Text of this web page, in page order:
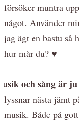
försöker muntra
något. Använder
jag ägt en bastu så
hur mår du? ♥
och sång är
lyssnar nästa jämt
musik. Både på